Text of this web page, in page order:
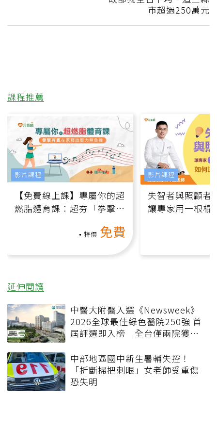
市超過250萬元
課程推薦
【免費線上課】專屬你的超
燃脂體育課：超夯「拳擊有
特價 免費
影片課程
失智者與照顧者
讓專家用一根棍
影片課程
延伸閱讀
中醫大附醫入選《Newsweek》
2026全球最佳綠色醫院250強 首
屆評選即入榜 全台僅兩院獲
中部地區國中新生暑輔失控！
「折斷掃把刺眼」女老師受重傷
恐失明